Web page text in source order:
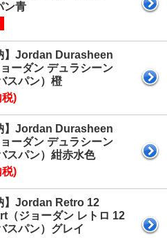
ン青
】Jordan Durasheen
ーダン デュラシーン
スパン）橙
)
】Jordan Durasheen
ーダン デュラシーン
スパン）紺赤水色
)
】Jordan Retro 12
（ジョーダン レトロ 12
スパン）グレイ